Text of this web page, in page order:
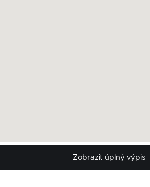
Zobrazit úplný výpis